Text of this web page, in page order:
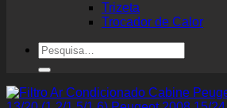
Trizeta
Trocador de Calor
Pesquisar
por: